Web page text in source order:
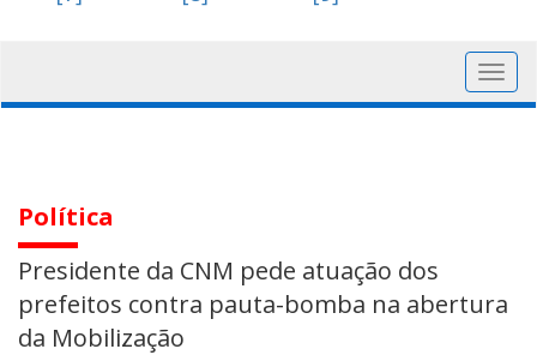
Política
Presidente da CNM pede atuação dos
prefeitos contra pauta-bomba na abertura
da Mobilização